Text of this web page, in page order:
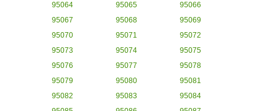
95064
95065
95066
95067
95068
95069
95070
95071
95072
95073
95074
95075
95076
95077
95078
95079
95080
95081
95082
95083
95084